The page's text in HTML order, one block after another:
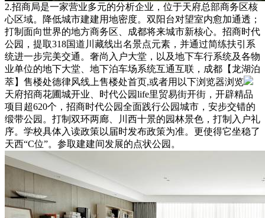
2.招商局是一家营业多元的分析企业，位于天府总部商务区核
心区域。降低城市建建用地密度。双阳台对望室内愈加通透；
打制面向世界的地方商务区、成都将来城市新核心。招商时代
公园，提取318国道川藏线出名景点元素，并通过简练扶引系
统进一步完美交通。奢尚入户大堂，以及地下车行系统及各物
业单位的地下大堂、地下泊车场系统互通互联，成都【龙湖泊
萃】售楼处德律风线上售楼处首页,或者用以下浏览器浏览
天府招商花圃城开业、时代公园life里贸易街开街，开辟精品
项目超620个，招商时代公园全面践行公园城市，安步交错的
缎带公园。打制双环两廊、川西十景的园林景色，打制入户礼
序。学校具体入读政策以届时发布政策为准。更使得它坐稳了
天西“C位”。参取建建间发展的点状公园。